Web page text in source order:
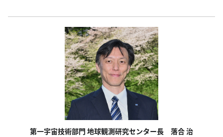
第一宇宙技術部門 地球観測研究センター長 落合 治